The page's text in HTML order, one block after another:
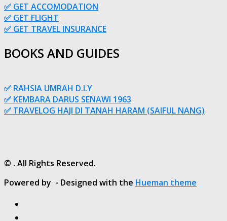
✅ GET ACCOMODATION
✅ GET FLIGHT
✅ GET TRAVEL INSURANCE
BOOKS AND GUIDES
✅ RAHSIA UMRAH D.I.Y
✅ KEMBARA DARUS SENAWI 1963
✅ TRAVELOG HAJI DI TANAH HARAM (SAIFUL NANG)
© . All Rights Reserved.
Powered by - Designed with the Hueman theme